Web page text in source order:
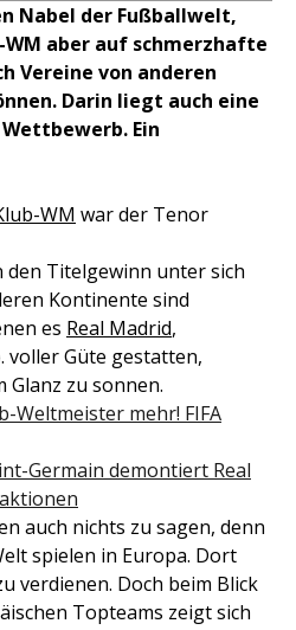
Nabel der Fußballwelt,
WM aber auf schmerzhafte
Vereine von anderen
Darin liegt auch eine
Ein
WM war der Tenor
den Titelgewinn unter sich
Kontinente sind
es Real Madrid,
voller Güte gestatten,
Glanz zu sonnen.
Weltmeister mehr! FIFA
Germain demontiert Real
auch nichts zu sagen, denn
spielen in Europa. Dort
verdienen. Doch beim Blick
Topteams zeigt sich